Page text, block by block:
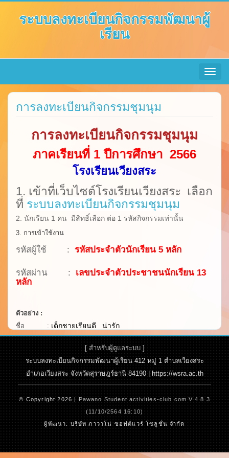
ระบบลงทะเบียนกิจกรรมพัฒนาผู้
เรียน
Toggle
การลงทะเบียนกิจกรรมชุมนุม
การลงทะเบียนกิจกรรมชุมนุม
ภาคเรียนที่ 1 ปีการศึกษา 2566
โรงเรียนเวียงสระ
1. เข้าที่เว็บไซต์โรงเรียนเวียงสระ เลือก
ที่ ระบบลงทะเบียนกิจกรรมชุมนุม
2. นักเรียน 1 คน มีสิทธิ์เลือก ต่อ 1 รหัสกิจกรรมเท่านั้น
3. การเข้าใช้งาน
รหัสผู้ใช้ : รหัสประจำตัวนักเรียน 5 หลัก
รหัสผ่าน : เลขประจำตัวประชาชนนักเรียน 13
หลัก
ตัวอย่าง :
ชื่อ : เด็กชายเรียนดี น่ารัก
ผู้ใช้ :11220 (รหัสนักเรียน 5 หลัก)
รหัสผ่าน :9999999999999(เลขประจำตัวประชาชนนักเรียน 13
หลัก)
4. กรณีลงทะเบียนไม่สำเร็จ หรือมีปํญหาใด ๆ เกี่ยวกับการลงทะเบียน
ให้ติดต่อครูปกรณ์เกียรติ ด้วงทองกุล/ครูสวพรรณ หนูแป้น ที่ห้อง
กิจกรรมพัฒนาผู้เรียนหรือห้องคณิตศาสตร์ (328)
5.. *** นักเรียนที่ไม่เข้ามาเลือกกิจกรรมตามวัน-
เวลาที่กำหนด ทางโรงเรียนจะเลือกกิจกรรมให้กับ
นักเรียน โดยเลือก
[ สำหรับผู้ดูแลระบบ ]
ระบบลงทะเบียนกิจกรรมพัฒนาผู้เรียน 412 หมู่ 1 ตำบลเวียงสระ
อำเภอเวียงสระ จังหวัดสุราษฎร์ธานี 84190 | https://wsra.ac.th
© Copyright 2026 |Pawano Student activities-club.com V.4.8.3
(11/10/2564 16:10)
ผู้พัฒนา: บริษัท ภาวาโน่ ซอฟต์แวร์ โซลูชั่น จำกัด